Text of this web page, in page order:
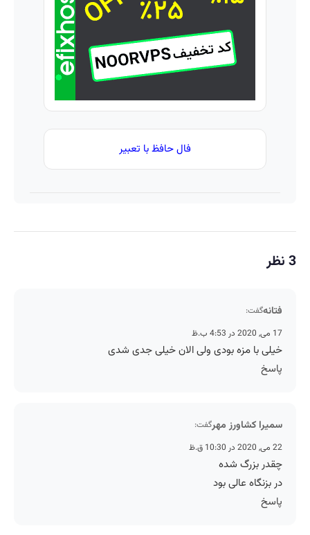
فال حافظ با تعبیر
3 نظر
فتانهگفت:
17 می, 2020 در 4:53 ب.ظ
خیلی با مزه بودی ولی الان خیلی جدی شدی
پاسخ
سمیرا کشاورز مهرگفت:
22 می, 2020 در 10:30 ق.ظ
چقدر بزرگ شده
در بزنگاه عالی بود
پاسخ